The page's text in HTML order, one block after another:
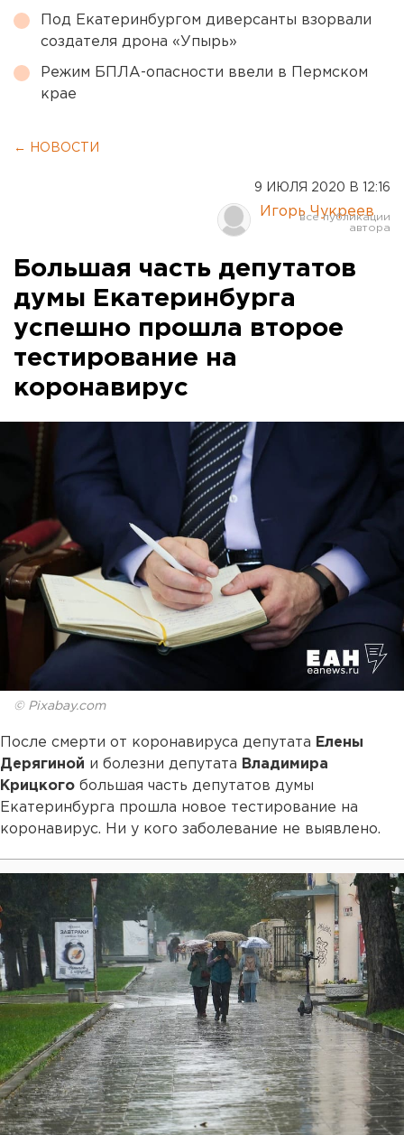
Под Екатеринбургом диверсанты взорвали
создателя дрона «Упырь»
Режим БПЛА-опасности ввели в Пермском
крае
← НОВОСТИ
9 ИЮЛЯ 2020 В 12:16
Игорь Чукреев
Большая часть депутатов
думы Екатеринбурга
успешно прошла второе
тестирование на
коронавирус
© Pixabay.com
После смерти от коронавируса депутата Елены
Дерягиной и болезни депутата Владимира
Крицкого большая часть депутатов думы
Екатеринбурга прошла новое тестирование на
коронавирус. Ни у кого заболевание не выявлено.